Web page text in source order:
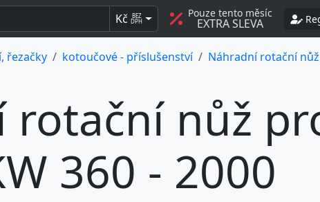
Kč BEZ
DPH
Pouze tento měsíc
EXTRA SLEVA
řezačky kotoučové - příslušenství Náhradní rotační
rotační nůž
360 - 2000